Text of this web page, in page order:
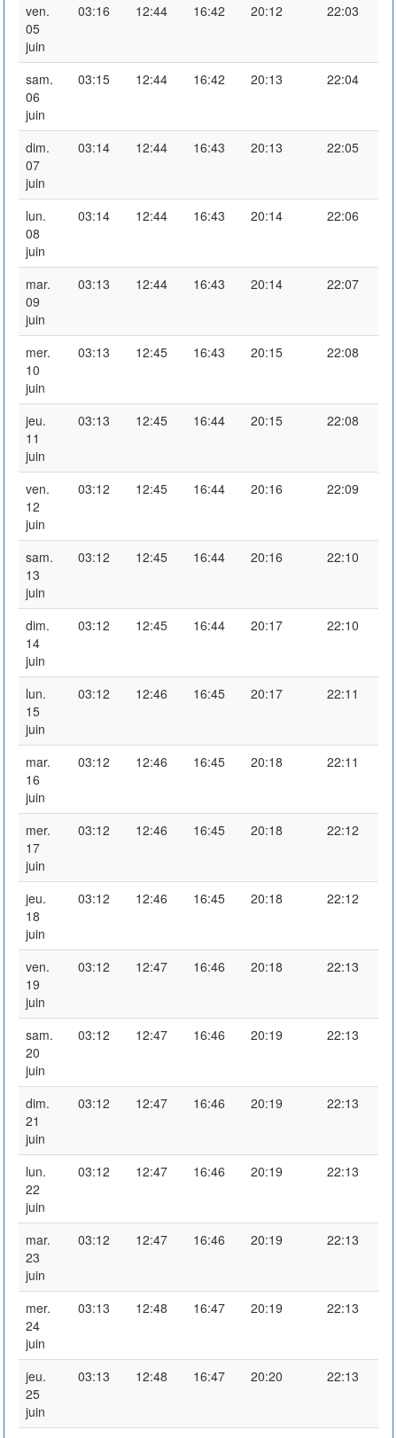
ven.
05
juin
03:16 12:44 16:42 20:12 22:03
sam.
06
juin
03:15 12:44 16:42 20:13 22:04
dim.
07
juin
03:14 12:44 16:43 20:13 22:05
lun.
08
juin
03:14 12:44 16:43 20:14 22:06
mar.
09
juin
03:13 12:44 16:43 20:14 22:07
mer.
10
juin
03:13 12:45 16:43 20:15 22:08
jeu.
11
juin
03:13 12:45 16:44 20:15 22:08
ven.
12
juin
03:12 12:45 16:44 20:16 22:09
sam.
13
juin
03:12 12:45 16:44 20:16 22:10
dim.
14
juin
03:12 12:45 16:44 20:17 22:10
lun.
15
juin
03:12 12:46 16:45 20:17 22:11
mar.
16
juin
03:12 12:46 16:45 20:18 22:11
mer.
17
juin
03:12 12:46 16:45 20:18 22:12
jeu.
18
juin
03:12 12:46 16:45 20:18 22:12
ven.
19
juin
03:12 12:47 16:46 20:18 22:13
sam.
20
juin
03:12 12:47 16:46 20:19 22:13
dim.
21
juin
03:12 12:47 16:46 20:19 22:13
lun.
22
juin
03:12 12:47 16:46 20:19 22:13
mar.
23
juin
03:12 12:47 16:46 20:19 22:13
mer.
24
juin
03:13 12:48 16:47 20:19 22:13
jeu.
25
juin
03:13 12:48 16:47 20:20 22:13